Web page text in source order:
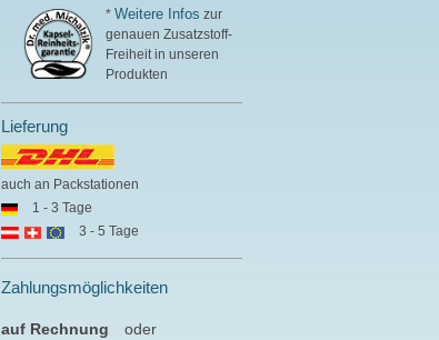
*Weitere Infos zur
genauen Zusatzstoff-
Freiheit in unseren
Produkten
Lieferung
auch an Packstationen
1 - 3 Tage
3 - 5 Tage
Zahlungsmöglichkeiten
auf Rechnung oder